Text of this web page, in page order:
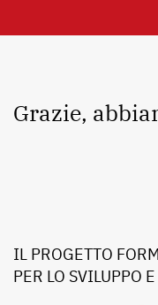
Grazie,
IL PROGETTO
PER LO SVILUPPO